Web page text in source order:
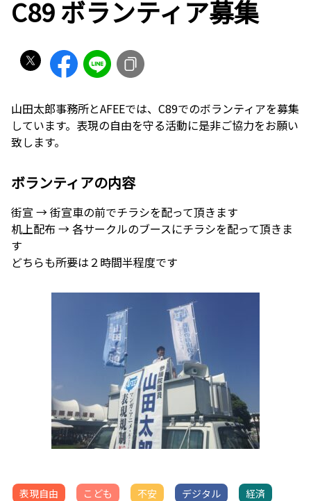
C89 ボランティア募集
山田太郎事務所とAFEEでは、C89でのボランティアを募集
しています。表現の自由を守る活動に是非ご協力をお願い
致します。
ボランティアの内容
街宣 → 街宣車の前でチラシを配って頂きます
机上配布 → 各サークルのブースにチラシを配って頂きま
す
どちらも所要は２時間半程度です
表現自由 こども 不安 デジタル 経済